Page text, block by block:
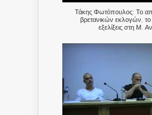
Τάκης Φωτόπουλος: Το
βρετανικών εκλογών, το
εξελίξεις στη Μ.